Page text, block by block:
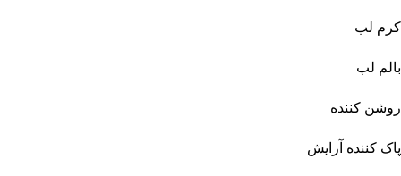
کرم لب
بالم لب
روشن کننده
پاک کننده آرایش